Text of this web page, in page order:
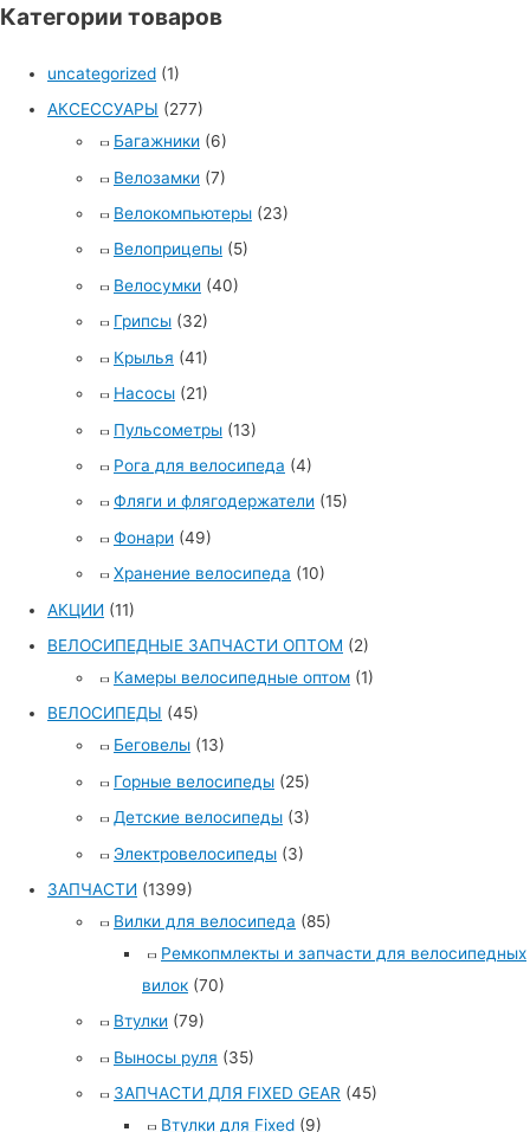
Категории товаров
uncategorized (1)
АКСЕССУАРЫ (277)
Багажники (6)
Велозамки (7)
Велокомпьютеры (23)
Велоприцепы (5)
Велосумки (40)
Грипсы (32)
Крылья (41)
Насосы (21)
Пульсометры (13)
Рога для велосипеда (4)
Фляги и флягодержатели (15)
Фонари (49)
Хранение велосипеда (10)
АКЦИИ (11)
ВЕЛОСИПЕДНЫЕ ЗАПЧАСТИ ОПТОМ (2)
Камеры велосипедные оптом (1)
ВЕЛОСИПЕДЫ (45)
Беговелы (13)
Горные велосипеды (25)
Детские велосипеды (3)
Электровелосипеды (3)
ЗАПЧАСТИ (1399)
Вилки для велосипеда (85)
Ремкопмлекты и запчасти для велосипедных
вилок (70)
Втулки (79)
Выносы руля (35)
ЗАПЧАСТИ ДЛЯ FIXED GEAR (45)
Втулки для Fixed (9)